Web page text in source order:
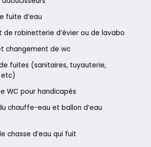
fuite d’eau
de robinetterie d’évier ou de lavabo
changement de wc
fuites (sanitaires, tuyauterie,
WC pour handicapés
chauffe-eau et ballon d’eau
chasse d’eau qui fuit